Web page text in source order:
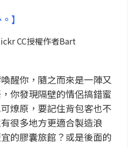
】
CC授權作者Bart
醒你，隨之而來是一陣又
你發現隔壁的情侶搞錯蜜
燎原，要記住背包客也不
很多地方更適合製造浪
的膠囊旅館？或是後面的